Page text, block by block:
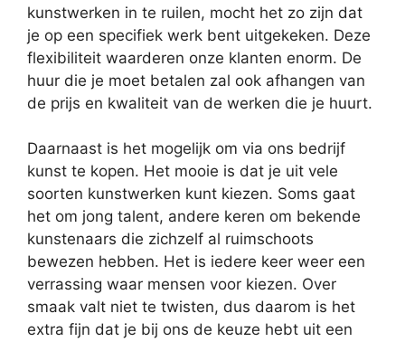
kunstwerken in te ruilen, mocht het zo zijn dat
je op een specifiek werk bent uitgekeken. Deze
flexibiliteit waarderen onze klanten enorm. De
huur die je moet betalen zal ook afhangen van
de prijs en kwaliteit van de werken die je huurt.
Daarnaast is het mogelijk om via ons bedrijf
kunst te kopen. Het mooie is dat je uit vele
soorten kunstwerken kunt kiezen. Soms gaat
het om jong talent, andere keren om bekende
kunstenaars die zichzelf al ruimschoots
bewezen hebben. Het is iedere keer weer een
verrassing waar mensen voor kiezen. Over
smaak valt niet te twisten, dus daarom is het
extra fijn dat je bij ons de keuze hebt uit een